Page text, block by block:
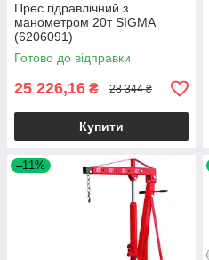
Прес гідравлічний з
манометром 20т SIGMA
(6206091)
Готово до відправки
25 226,16 ₴ 28 344 ₴
Купити
–11%